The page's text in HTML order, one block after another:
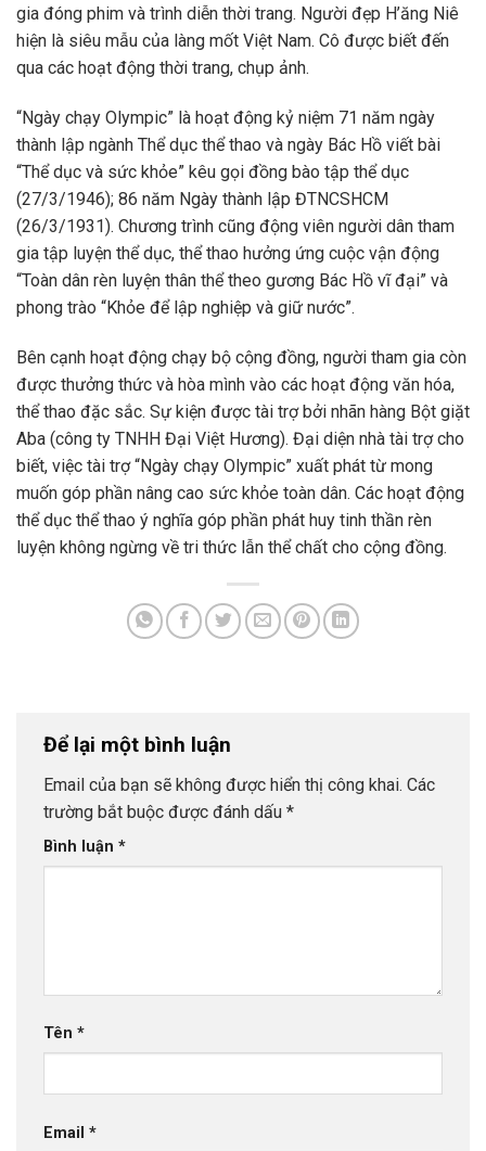
gia đóng phim và trình diễn thời trang. Người đẹp H’ăng Niê
hiện là siêu mẫu của làng mốt Việt Nam. Cô được biết đến
qua các hoạt động thời trang, chụp ảnh.
“Ngày chạy Olympic” là hoạt động kỷ niệm 71 năm ngày
thành lập ngành Thể dục thể thao và ngày Bác Hồ viết bài
“Thể dục và sức khỏe” kêu gọi đồng bào tập thể dục
(27/3/1946); 86 năm Ngày thành lập ĐTNCSHCM
(26/3/1931). Chương trình cũng động viên người dân tham
gia tập luyện thể dục, thể thao hưởng ứng cuộc vận động
“Toàn dân rèn luyện thân thể theo gương Bác Hồ vĩ đại” và
phong trào “Khỏe để lập nghiệp và giữ nước”.
Bên cạnh hoạt động chạy bộ cộng đồng, người tham gia còn
được thưởng thức và hòa mình vào các hoạt động văn hóa,
thể thao đặc sắc. Sự kiện được tài trợ bởi nhãn hàng Bột giặt
Aba (công ty TNHH Đại Việt Hương). Đại diện nhà tài trợ cho
biết, việc tài trợ “Ngày chạy Olympic” xuất phát từ mong
muốn góp phần nâng cao sức khỏe toàn dân. Các hoạt động
thể dục thể thao ý nghĩa góp phần phát huy tinh thần rèn
luyện không ngừng về tri thức lẫn thể chất cho cộng đồng.
Để lại một bình luận
Email của bạn sẽ không được hiển thị công khai. Các
trường bắt buộc được đánh dấu *
Bình luận *
Tên *
Email *